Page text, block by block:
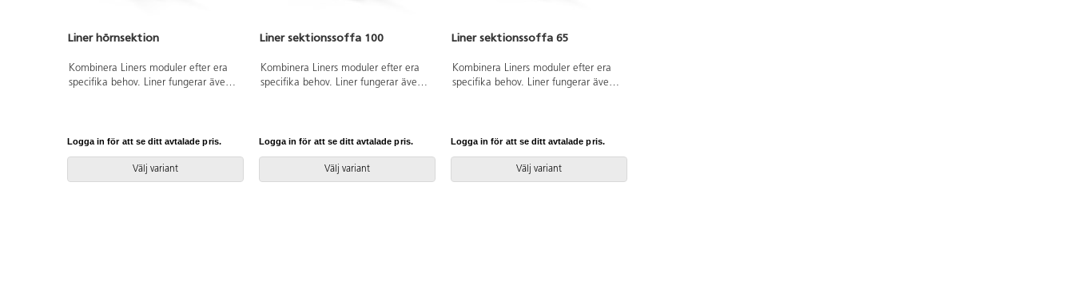
Liner hörnsektion
Kombinera Liners moduler efter era
specifika behov. Liner fungerar även
pulverlackad metall. Kopplingsbar
sektion, beslag ingår.
Logga in för att se ditt avtalade pris.
Välj variant
Liner sektionssoffa 100
Kombinera Liners moduler efter era
specifika behov. Liner fungerar även
pulverlackad metall. Kopplingsbar
sektion, beslag ingår.
Logga in för att se ditt avtalade pris.
Välj variant
Liner sektionssoffa 65
Kombinera Liners moduler efter era
specifika behov. Liner fungerar även
pulverlackad metall. Kopplingsbar
sektion, beslag ingår.
Logga in för att se ditt avtalade pris.
Välj variant